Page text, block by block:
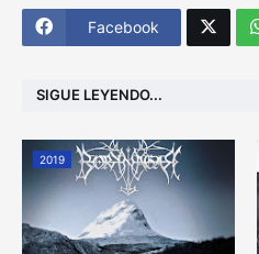
Facebook
SIGUE LEYENDO...
2019